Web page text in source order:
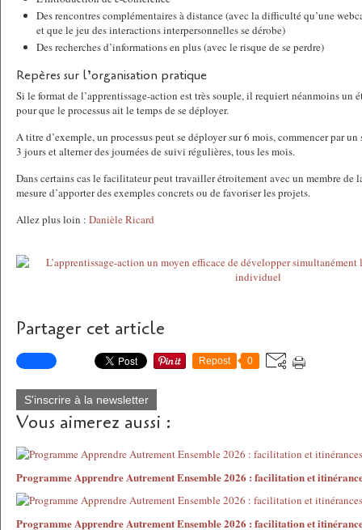
Des rencontres complémentaires à distance (avec la difficulté qu’une
et que le jeu des interactions interpersonnelles se dérobe)
Des recherches d’informations en plus (avec le risque de se perdre)
Repères sur l’organisation pratique
Si le format de l’apprentissage-action est très souple, il requiert néanmoins un
pour que le processus ait le temps de se déployer.
A titre d’exemple, un processus peut se déployer sur 6 mois, commencer par un
3 jours et alterner des journées de suivi régulières, tous les mois.
Dans certains cas le facilitateur peut travailler étroitement avec un membre de
mesure d’apporter des exemples concrets ou de favoriser les projets.
Allez plus loin : Danièle Ricard
Partager cet article
Repost 0
S'inscrire à la newsletter
Vous aimerez aussi :
Programme Apprendre Autrement Ensemble 2026 : facilitation et
Programme Apprendre Autrement Ensemble 2026 : facilitation et